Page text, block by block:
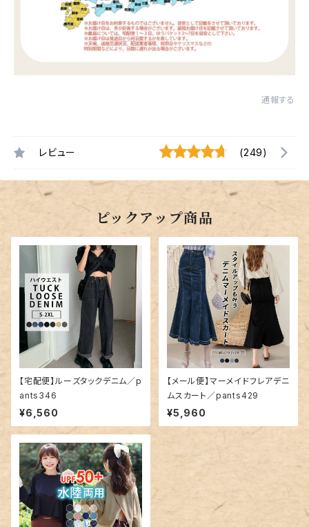
通報する
レビュー (249)
ピックアップ商品
【宅配便】ルーズタックデニム／p
ants346
¥6,560
【メール便】マーメイドフレアデニ
ムスカート／pants429
¥5,960